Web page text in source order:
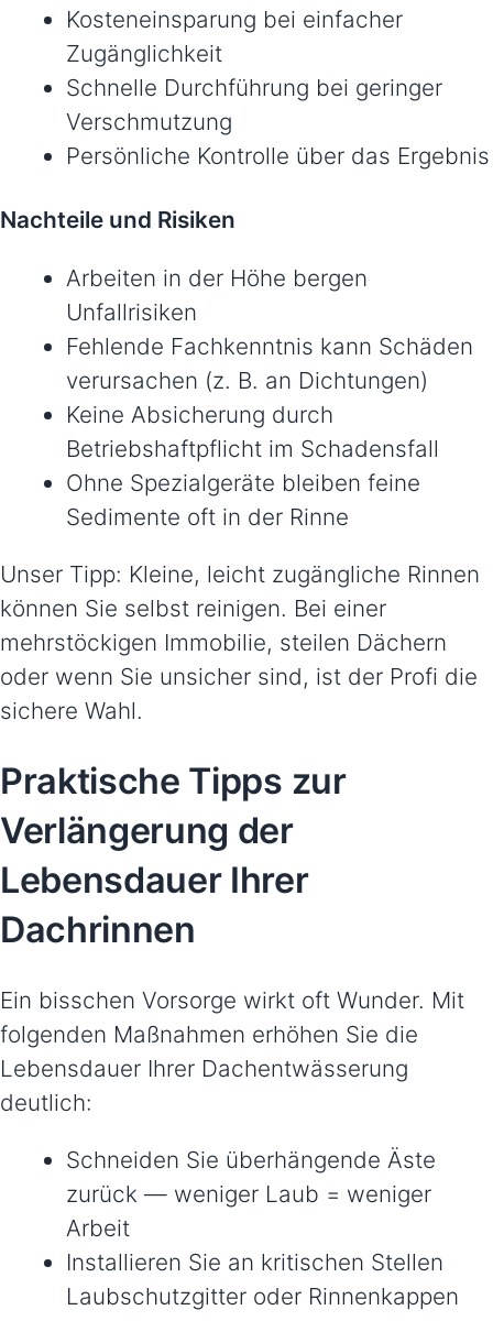
Kosteneinsparung bei einfacher
Zugänglichkeit
Schnelle Durchführung bei geringer
Verschmutzung
Persönliche Kontrolle über das Ergebnis
Nachteile und Risiken
Arbeiten in der Höhe bergen
Unfallrisiken
Fehlende Fachkenntnis kann Schäden
verursachen (z. B. an Dichtungen)
Keine Absicherung durch
Betriebshaftpflicht im Schadensfall
Ohne Spezialgeräte bleiben feine
Sedimente oft in der Rinne
Unser Tipp: Kleine, leicht zugängliche Rinnen
können Sie selbst reinigen. Bei einer
mehrstöckigen Immobilie, steilen Dächern
oder wenn Sie unsicher sind, ist der Profi die
sichere Wahl.
Praktische Tipps zur
Verlängerung der
Lebensdauer Ihrer
Dachrinnen
Ein bisschen Vorsorge wirkt oft Wunder. Mit
folgenden Maßnahmen erhöhen Sie die
Lebensdauer Ihrer Dachentwässerung
deutlich:
Schneiden Sie überhängende Äste
zurück — weniger Laub = weniger
Arbeit
Installieren Sie an kritischen Stellen
Laubschutzgitter oder Rinnenkappen